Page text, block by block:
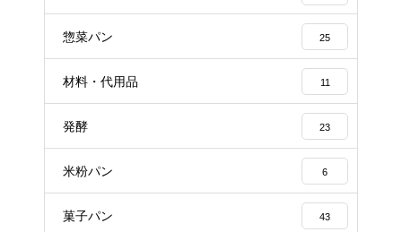
惣菜パン 25
材料・代用品 11
発酵 23
米粉パン 6
菓子パン 43